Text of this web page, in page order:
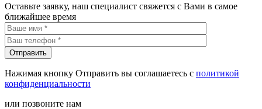
Оставьте заявку, наш специалист свяжется с Вами в самое
ближайшее время
Нажимая кнопку Отправить вы соглашаетесь с политикой
конфиденциальности
или позвоните нам